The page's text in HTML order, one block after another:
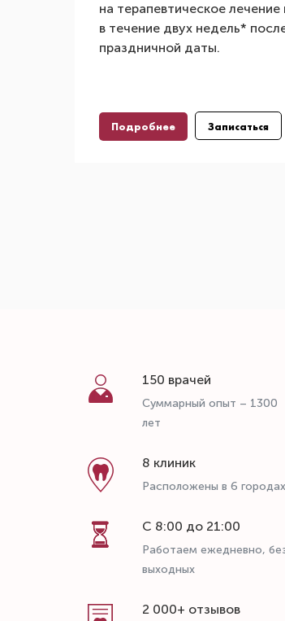
на терапевтическое лечение
в течение двух недель*
праздничной даты.
Подробнее Записаться
150 врачей
Суммарный опыт – 1300
лет
8 клиник
Расположены в 6 городах
С 8:00 до 21:00
Работаем ежедневно,
выходных
2 000+ отзывов